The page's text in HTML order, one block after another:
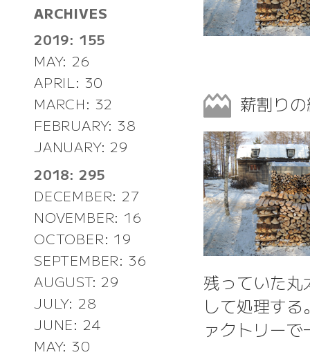
ARCHIVES
2019: 155
MAY: 26
APRIL: 30
MARCH: 32
FEBRUARY: 38
JANUARY: 29
2018: 295
DECEMBER: 27
NOVEMBER: 16
OCTOBER: 19
SEPTEMBER: 36
AUGUST: 29
JULY: 28
JUNE: 24
MAY: 30
薪割り
残っていた
して処理す
ァクトリーで